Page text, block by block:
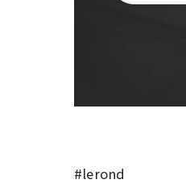
#lerond